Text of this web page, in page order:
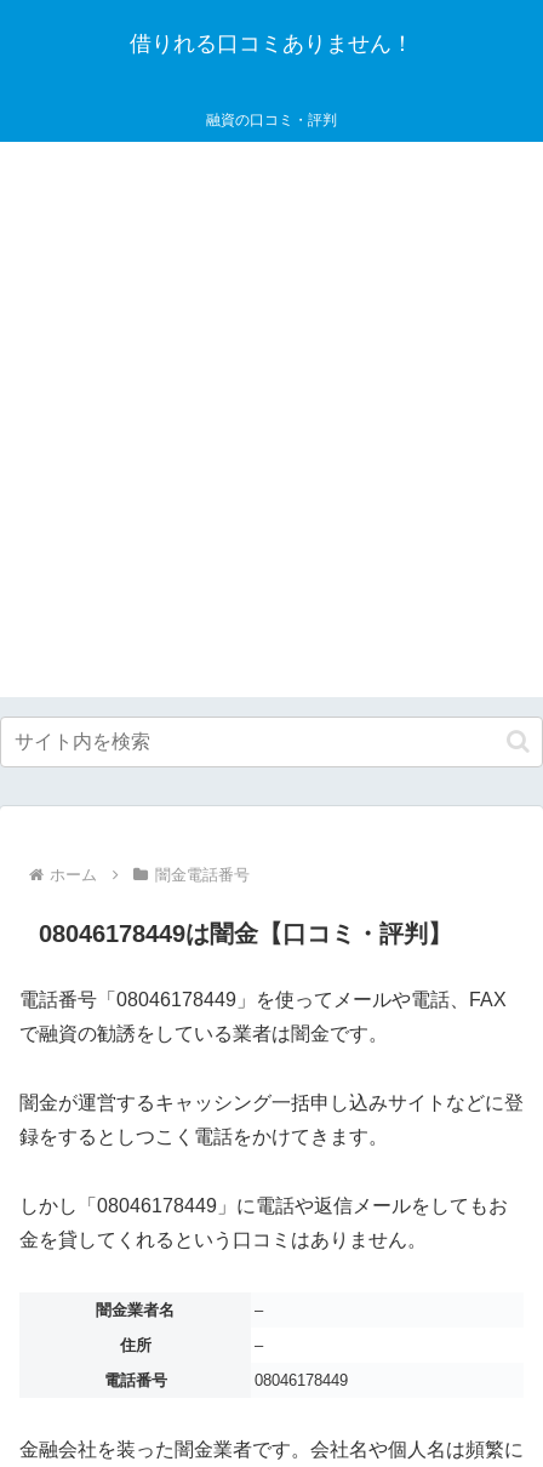
借りれる口コミありません！
融資の口コミ・評判
ホーム 闇金電話番号
08046178449は闇金【口コミ・評判】
電話番号「08046178449」を使ってメールや電話、FAX
で融資の勧誘をしている業者は闇金です。
闇金が運営するキャッシング一括申し込みサイトなどに登
録をするとしつこく電話をかけてきます。
しかし「08046178449」に電話や返信メールをしてもお
金を貸してくれるという口コミはありません。
闇金業者名
–
住所
–
電話番号
08046178449
金融会社を装った闇金業者です。会社名や個人名は頻繁に